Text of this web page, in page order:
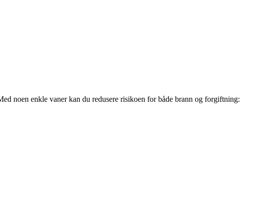
noen enkle vaner kan du redusere risikoen for både brann og forgiftning: